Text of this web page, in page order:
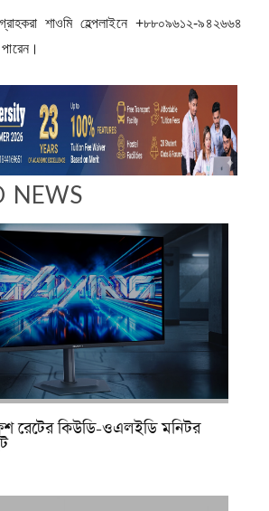
শাওমি হেল্পলাইনে +৮৮০৯৬১২-৯৪২৬৬৪
NEWS
রেটের কিউডি-ওএলইডি মনিটর